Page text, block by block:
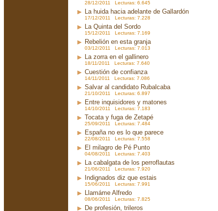
28/12/2011 Lecturas: 6.645
La huida hacia adelante de Gallardón
17/12/2011 Lecturas: 7.228
La Quinta del Sordo
15/12/2011 Lecturas: 7.169
Rebelión en esta granja
03/12/2011 Lecturas: 7.013
La zorra en el gallinero
18/11/2011 Lecturas: 7.640
Cuestión de confianza
14/11/2011 Lecturas: 7.086
Salvar al candidato Rubalcaba
21/10/2011 Lecturas: 6.897
Entre inquisidores y matones
14/10/2011 Lecturas: 7.183
Tocata y fuga de Zetapé
25/09/2011 Lecturas: 7.484
España no es lo que parece
22/08/2011 Lecturas: 7.558
El milagro de Pé Punto
04/08/2011 Lecturas: 7.403
La cabalgata de los perroflautas
21/06/2011 Lecturas: 7.920
Indignados diz que estais
15/06/2011 Lecturas: 7.991
Llamáme Alfredo
08/06/2011 Lecturas: 7.825
De profesión, trileros